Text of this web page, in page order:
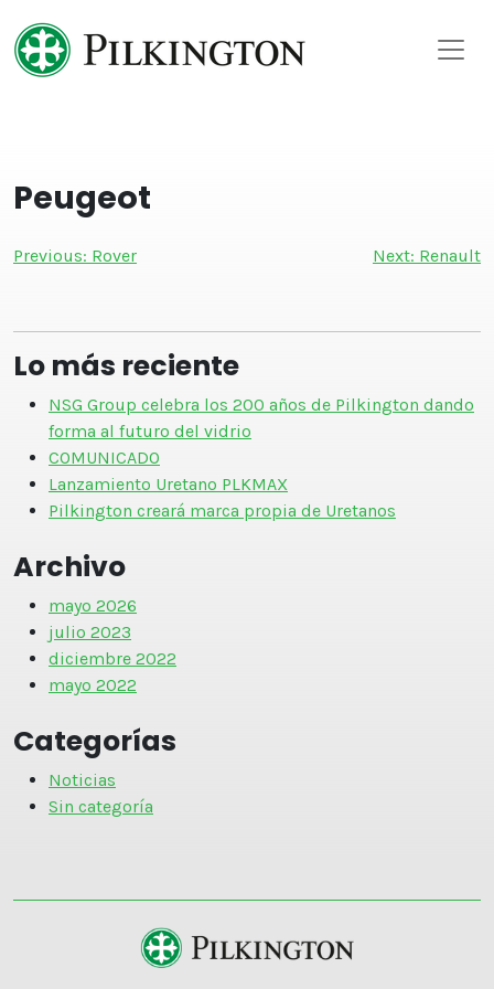
to
content
Peugeot
Navegación
entradas
Previous: Rover Next: Renault
Lo más reciente
NSG Group celebra los 200 años de Pilkington dando
forma al futuro del vidrio
COMUNICADO
Lanzamiento Uretano PLKMAX
Pilkington creará marca propia de Uretanos
Archivo
mayo 2026
julio 2023
diciembre 2022
mayo 2022
Categorías
Noticias
Sin categoría